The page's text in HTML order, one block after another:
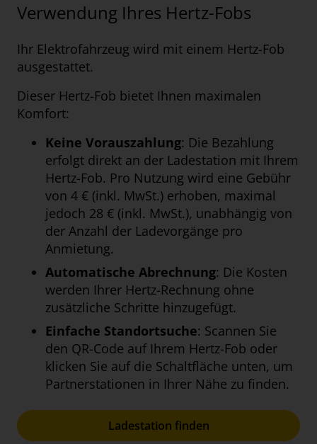
Verwendung Ihres Hertz-Fobs
Ihr Elektrofahrzeug wird mit einem Hertz-Fob
ausgestattet.
Dieser Hertz-Fob bietet Ihnen maximalen
Komfort:
Keine Vorauszahlung: Die Bezahlung
erfolgt direkt an der Ladestation mit Ihrem
Hertz-Fob. Pro Nutzung wird eine Gebühr
von 4 € (inkl. MwSt.) erhoben, maximal
jedoch 28 € (inkl. MwSt.), unabhängig von
der Anzahl der Ladevorgänge pro
Anmietung.
Automatische Abrechnung: Die Kosten
werden Ihrer Hertz-Rechnung ohne
zusätzliche Schritte hinzugefügt.
Einfache Standortsuche: Scannen Sie
den QR-Code auf Ihrem Hertz-Fob oder
klicken Sie auf die Schaltfläche unten, um
Partnerstationen in Ihrer Nähe zu finden.
Ladestation finden